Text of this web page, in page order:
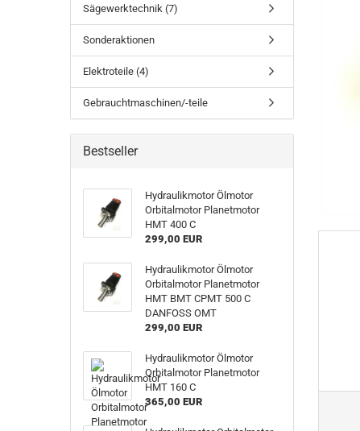
Sägewerktechnik (7)
Sonderaktionen
Elektroteile (4)
Gebrauchtmaschinen/-teile
Bestseller
Hydraulikmotor Ölmotor
Orbitalmotor Planetmotor
HMT 400 C
299,00 EUR
Hydraulikmotor Ölmotor
Orbitalmotor Planetmotor
HMT BMT CPMT 500 C
DANFOSS OMT
299,00 EUR
Hydraulikmotor Ölmotor
Orbitalmotor Planetmotor
HMT 160 C
365,00 EUR